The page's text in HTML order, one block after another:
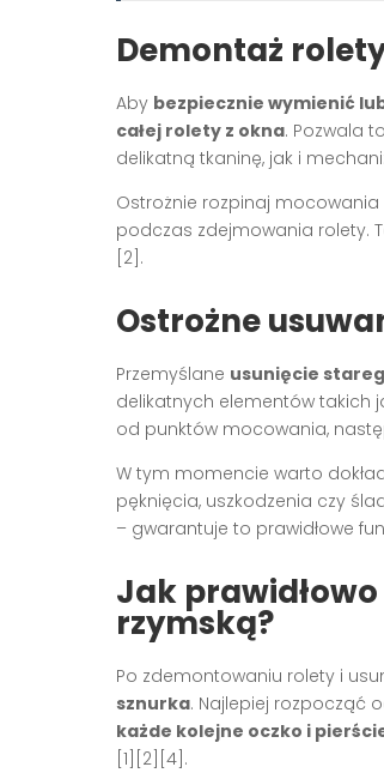
Demontaż
Aby bezpiecznie wymienić
całej rolety z okna. Pozwala
delikatną tkaninę, jak i
Ostrożnie rozpinaj
podczas zdejmowania rolety.
[2] .
Ostrożne
Przemyślane usunięcie
delikatnych elementów takich
od punktów mocowania,
W tym momencie warto
pęknięcia, uszkodzenia czy
– gwarantuje to prawidłowe
Jak
rzymską?
Po zdemontowaniu rolety i
sznurka. Najlepiej rozpocząć
każde kolejne oczko i
[1][2][4] .